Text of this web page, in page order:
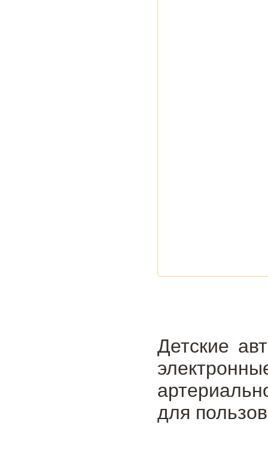
Детские
для